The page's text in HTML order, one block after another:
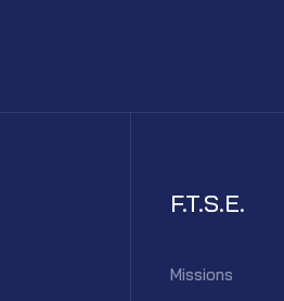
F.T.S.E.
Missions